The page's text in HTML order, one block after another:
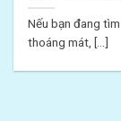
Nếu bạn đang
thoáng mát, [...]